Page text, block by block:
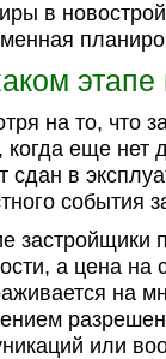
в
этапе
на то, что
когда еще нет
сдан в
события
застройщики
а цена на
на
или